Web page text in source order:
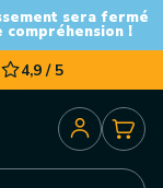
sera fermé
compréhension !
4,9 / 5